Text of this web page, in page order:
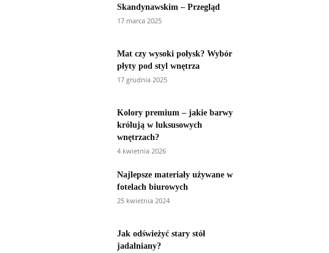
Skandynawskim – Przegląd
17 marca 2025
Mat czy wysoki połysk? Wybór
płyty pod styl wnętrza
17 grudnia 2025
Kolory premium – jakie barwy
królują w luksusowych
wnętrzach?
4 kwietnia 2026
Najlepsze materiały używane w
fotelach biurowych
25 kwietnia 2024
Jak odświeżyć stary stół
jadalniany?